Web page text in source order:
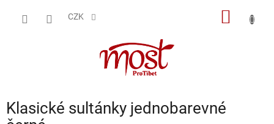
CZK
Klasické sultánky jednobarevné